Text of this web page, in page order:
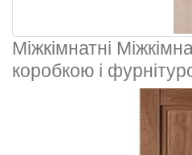
Міжкімнатні
коробкою і